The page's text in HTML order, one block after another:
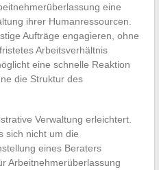
eine
ihrer Humanressourcen.
Aufträge engagieren, ohne
Arbeitsverhältnis
eine schnelle Reaktion
die Struktur des
Verwaltung erleichtert.
sich nicht um die
eines Beraters
Arbeitnehmerüberlassung